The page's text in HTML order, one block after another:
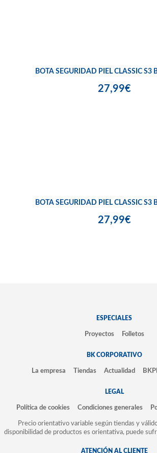
BOTA SEGURIDAD PIEL CLASSIC S3
27,99€
BOTA SEGURIDAD PIEL CLASSIC S3
27,99€
ESPECIALES
Proyectos Folletos
BK CORPORATIVO
La empresa Tiendas Actualidad
LEGAL
Política de cookies Condiciones generales
Precio orientativo variable según tiendas y
disponibilidad de productos es orientativa, puede
ATENCIÓN AL CLIENTE